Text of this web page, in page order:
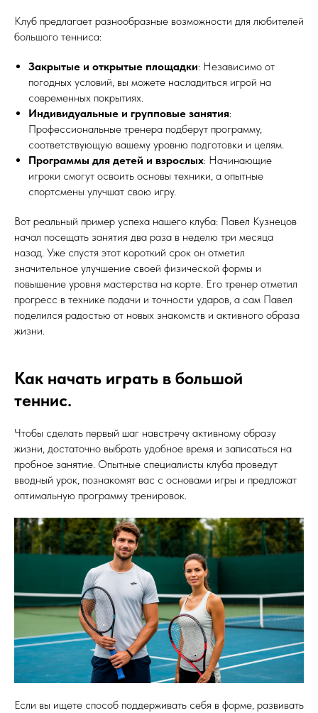
Клуб предлагает разнообразные возможности для любителей
большого тенниса:
Закрытые и открытые площадки: Независимо от
погодных условий, вы можете насладиться игрой на
современных покрытиях.
Индивидуальные и групповые занятия:
Профессиональные тренера подберут программу,
соответствующую вашему уровню подготовки и целям.
Программы для детей и взрослых: Начинающие
игроки смогут освоить основы техники, а опытные
спортсмены улучшат свою игру.
Вот реальный пример успеха нашего клуба: Павел Кузнецов
начал посещать занятия два раза в неделю три месяца
назад. Уже спустя этот короткий срок он отметил
значительное улучшение своей физической формы и
повышение уровня мастерства на корте. Его тренер отметил
прогресс в технике подачи и точности ударов, а сам Павел
поделился радостью от новых знакомств и активного образа
жизни.
Как начать играть в большой
теннис.
Чтобы сделать первый шаг навстречу активному образу
жизни, достаточно выбрать удобное время и записаться на
пробное занятие. Опытные специалисты клуба проведут
вводный урок, познакомят вас с основами игры и предложат
оптимальную программу тренировок.
Если вы ищете способ поддерживать себя в форме, развивать